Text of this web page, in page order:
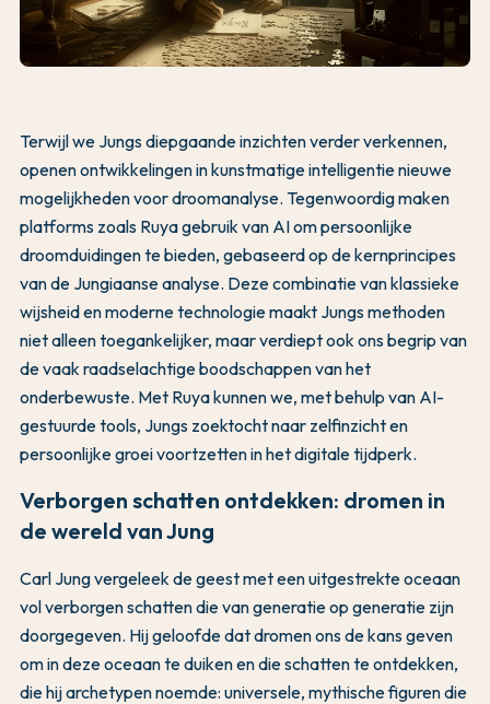
Terwijl we Jungs diepgaande inzichten verder verkennen,
openen ontwikkelingen in kunstmatige intelligentie nieuwe
mogelijkheden voor droomanalyse. Tegenwoordig maken
platforms zoals Ruya gebruik van AI om persoonlijke
droomduidingen te bieden, gebaseerd op de kernprincipes
van de Jungiaanse analyse. Deze combinatie van klassieke
wijsheid en moderne technologie maakt Jungs methoden
niet alleen toegankelijker, maar verdiept ook ons begrip van
de vaak raadselachtige boodschappen van het
onderbewuste. Met Ruya kunnen we, met behulp van AI-
gestuurde tools, Jungs zoektocht naar zelfinzicht en
persoonlijke groei voortzetten in het digitale tijdperk.
Verborgen schatten ontdekken: dromen in
de wereld van Jung
Carl Jung vergeleek de geest met een uitgestrekte oceaan
vol verborgen schatten die van generatie op generatie zijn
doorgegeven. Hij geloofde dat dromen ons de kans geven
om in deze oceaan te duiken en die schatten te ontdekken,
die hij archetypen noemde: universele, mythische figuren die